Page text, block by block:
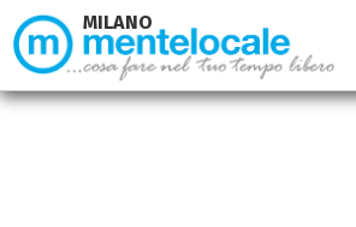
MILANO